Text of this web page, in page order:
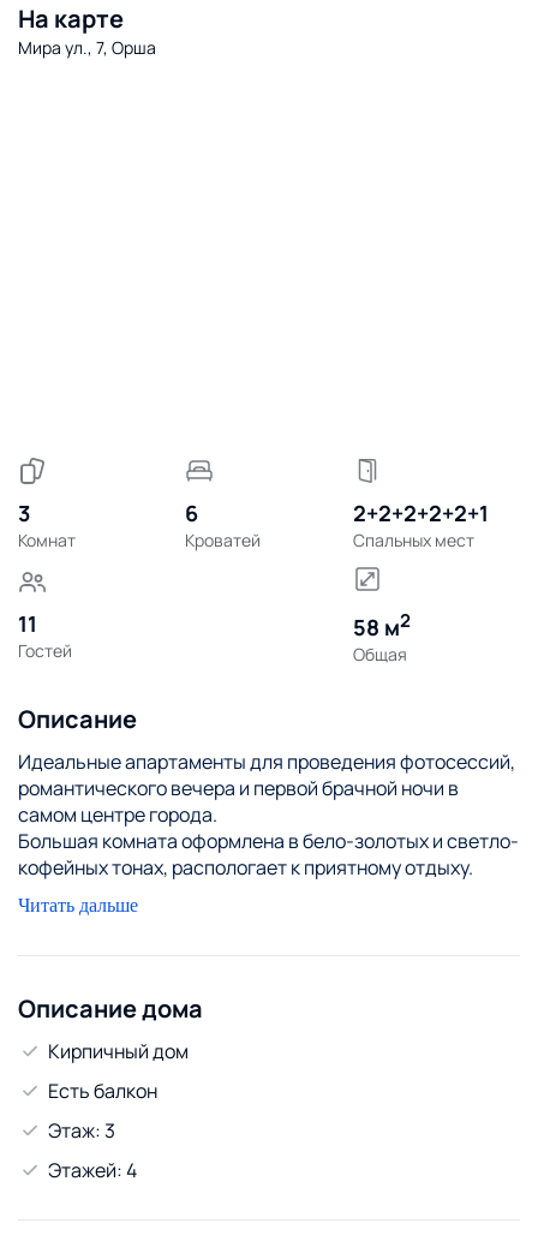
3
Комнат
6
Кроватей
2+2+2+2+2+1
Спальных мест
11
Гостей
58 м2
Общая
На карте
Мира ул., 7, Орша
Описание
Идеальные апартаменты для проведения фотосессий,
романтического вечера и первой брачной ночи в
самом центре города.
Большая комната оформлена в бело-золотых и светло-
кофейных тонах, распологает к приятному отдыху.
Стоимость на часы в дневное время (от 30 руб.), ночь
(от 70 руб.) на 6 раздельных спальных мест.Цена
СВЧ-печь, электрический чайник, газовая плита,
столовые приборы. Чистое посельное и полотенца.
Уборка после каждого посетителя или каждые 10-15
дней при длительном заселении. Фотографии
соответствуют действительности.
Заселение происходит быстро и в любое время суток.
Для связи есть Viber, WhatsApp.
Шумным компаниям не беспокоить.
Читать дальше
Описание дома
Кирпичный дом
Есть балкон
Этаж: 3
Этажей: 4